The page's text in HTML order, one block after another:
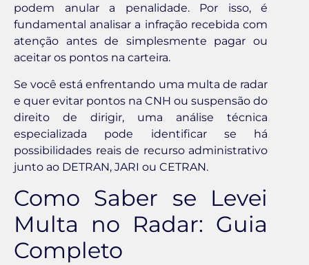
podem anular a penalidade. Por isso, é
fundamental analisar a infração recebida com
atenção antes de simplesmente pagar ou
aceitar os pontos na carteira.
Se você está enfrentando uma multa de radar
e quer evitar pontos na CNH ou suspensão do
direito de dirigir, uma análise técnica
especializada pode identificar se há
possibilidades reais de recurso administrativo
junto ao DETRAN, JARI ou CETRAN.
Como Saber se Levei
Multa no Radar: Guia
Completo